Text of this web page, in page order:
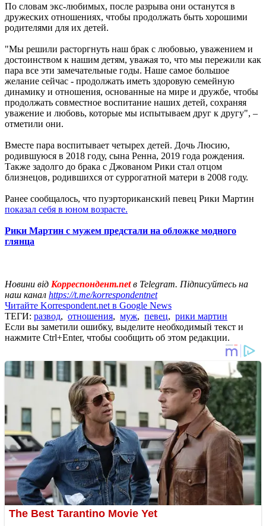
По словам экс-любимых, после разрыва они останутся в
дружеских отношениях, чтобы продолжать быть хорошими
родителями для их детей.
"Мы решили расторгнуть наш брак с любовью, уважением и
достоинством к нашим детям, уважая то, что мы пережили как
пара все эти замечательные годы. Наше самое большое
желание сейчас - продолжать иметь здоровую семейную
динамику и отношения, основанные на мире и дружбе, чтобы
продолжать совместное воспитание наших детей, сохраняя
уважение и любовь, которые мы испытываем друг к другу", –
отметили они.
Вместе пара воспитывает четырех детей. Дочь Люсию,
родившуюся в 2018 году, сына Ренна, 2019 года рождения.
Также задолго до брака с Джованом Рики стал отцом
близнецов, родившихся от суррогатной матери в 2008 году.
Ранее сообщалось, что пуэрториканский певец Рики Мартин
показал себя в юном возрасте.
Рики Мартин с мужем предстали на обложке модного
глянца
Новини від Корреспондент.netв Telegram. Підписуйтесь на
наш канал https://t.me/korrespondentnet
Читайте Korrespondent.net в Google News
ТЕГИ: развод, отношения, муж, певец, рики мартин
Если вы заметили ошибку, выделите необходимый текст и
нажмите Ctrl+Enter, чтобы сообщить об этом редакции.